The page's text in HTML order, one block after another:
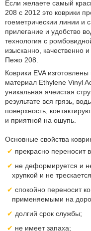
Если желаете самый
208 с 2012 это коврики
гоеметрическии линии и
прилегание и удобство
технология с
изысканно, качественно
Пежо 208.
Коврики EVA
материал Ethylene Vinyl
уникальная ячеистая
результате вся грязь,
поверхность,
и приятной на ошупь.
Основные свойства
прекрасно переносит
не деформируется и
хрупкой и не
спокойно переносит
применяемыми на
долгий срок службы;
не имеет запаха;